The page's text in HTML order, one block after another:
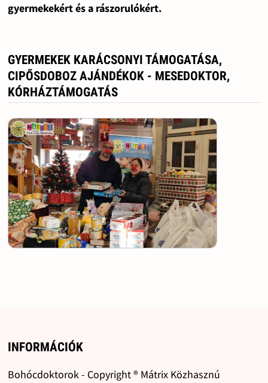
gyermekekért és a rászorulókért.
GYERMEKEK KARÁCSONYI TÁMOGATÁSA,
CIPŐSDOBOZ AJÁNDÉKOK - MESEDOKTOR,
KÓRHÁZTÁMOGATÁS
INFORMÁCIÓK
Bohócdoktorok - Copyright ® Mátrix Közhasznú